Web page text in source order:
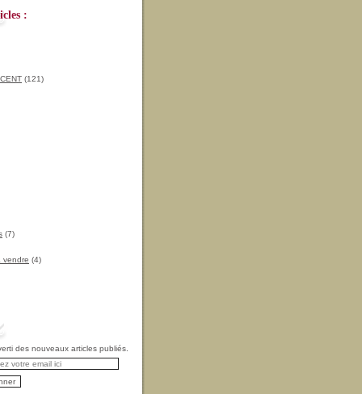
:
(121)
(7)
vendre (4)
des nouveaux articles publiés.